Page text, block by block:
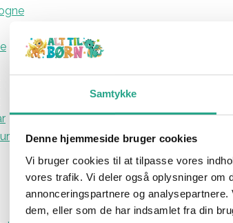
Samtykke
Denne hjemmeside bruger cookies
Vi bruger cookies til at tilpasse vores
vores trafik. Vi deler også oplysninger om
annonceringspartnere og
dem, eller som de har indsamlet fra din